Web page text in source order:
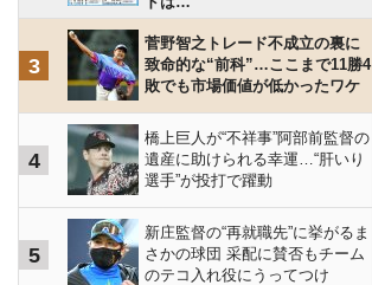
3
菅野智之トレード不成立の裏に
致命的な“前科”…ここまで11勝4
敗でも市場価値が低かったワケ
4
橋上巨人が“不祥事”阿部前監督の
遺産に助けられる幸運…“肝いり
選手”が投打で躍動
5
新庄監督の“再就職先”に挙がるま
さかの球団 采配に賛否もチーム
のテコ入れ役にうってつけ